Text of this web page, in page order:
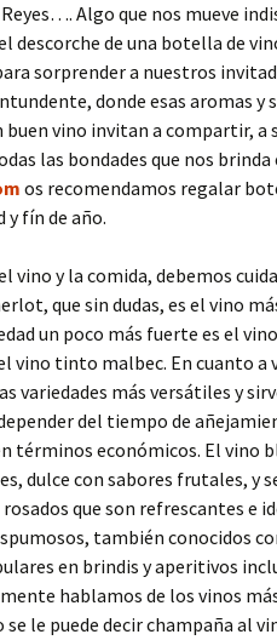
Algo que nos mueve
descorche de una botella de
sorprender a nuestros
donde esas aromas y
vino invitan a compartir, a
las bondades que nos brinda
os recomendamos regalar
y fín de año.
vino y la comida, debemos
que sin dudas, es el vino
un poco más fuerte es el
vino tinto malbec. En cuanto a
variedades más versátiles y
del tiempo de
términos económicos. El vino
dulce con sabores frutales, y
que son refrescantes e
también conocidos
en brindis y aperitivos
hablamos de los vinos
le puede decir champaña al